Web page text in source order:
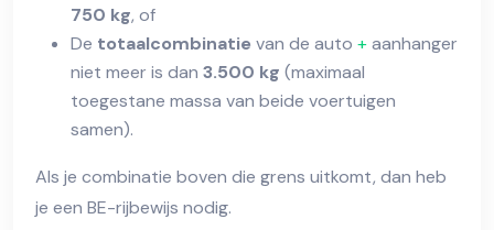
750 kg, of
De totaalcombinatie van de auto +aanhanger
niet meer is dan 3.500 kg (maximaal
toegestane massa van beide voertuigen
samen).
Als je combinatie boven die grens uitkomt, dan heb
je een BE-rijbewijs nodig.